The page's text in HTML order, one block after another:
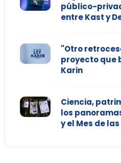
público-
entre Kast y
"Otro
proyecto que
Karin
Ciencia,
los
y el Mes de